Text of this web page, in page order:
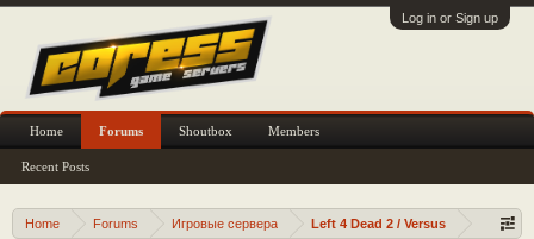
Log in or Sign up
Home Forums Игровые сервера Left 4 Dead 2 / Versus
Home Forums
Recent Posts
Shoutbox Members